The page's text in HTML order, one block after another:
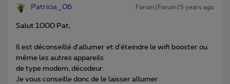
Patricia_06 Forum|Forum|5 years ago
Salut 1000 Pat,
Il est déconseillé d'allumer et d'éteindre le wifi booster ou
même les autres appareils
de type modem, décodeur.
Je vous conseille donc de le laisser allumer